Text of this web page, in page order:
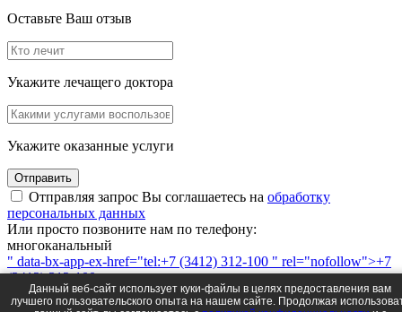
Оставьте Ваш отзыв
Укажите лечащего доктора
Укажите оказанные услуги
Отправить
Отправляя запрос Вы соглашаетесь на обработку
персональных данных
Или просто позвоните нам по телефону:
многоканальный
" data-bx-app-ex-href="tel:+7 (3412) 312-100 " rel="nofollow">+7
(3412) 312-100
или напишите
Данный веб-сайт использует куки-файлы в целях предоставления вам
лучшего пользовательского опыта на нашем сайте. Продолжая